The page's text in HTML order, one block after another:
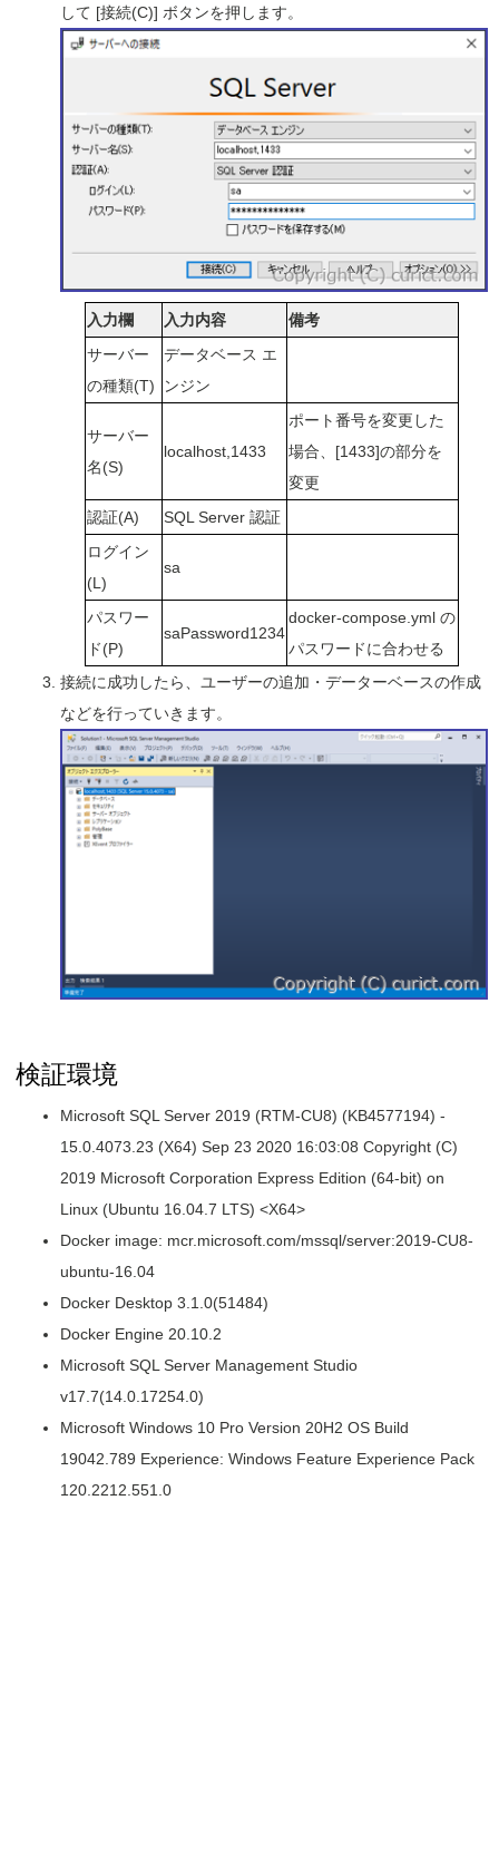
して [接続(C)] ボタンを押します。
入力欄 入力内容
備考
サーバー
の種類(T)
データベース エ
ンジン
サーバー
名(S)
localhost,1433
ポート番号を変更した
場合、[1433]の部分を
変更
認証(A)
SQL Server 認証
ログイン
(L)
sa
パスワー
ド(P)
saPassword1234
docker-compose.yml の
パスワードに合わせる
接続に成功したら、ユーザーの追加・データーベースの作成
などを行っていきます。
検証環境
Microsoft SQL Server 2019 (RTM-CU8) (KB4577194) -
15.0.4073.23 (X64) Sep 23 2020 16:03:08 Copyright (C)
2019 Microsoft Corporation Express Edition (64-bit) on
Linux (Ubuntu 16.04.7 LTS) <X64>
Docker image: mcr.microsoft.com/mssql/server:2019-CU8-
ubuntu-16.04
Docker Desktop 3.1.0(51484)
Docker Engine 20.10.2
Microsoft SQL Server Management Studio
v17.7(14.0.17254.0)
Microsoft Windows 10 Pro Version 20H2 OS Build
19042.789 Experience: Windows Feature Experience Pack
120.2212.551.0